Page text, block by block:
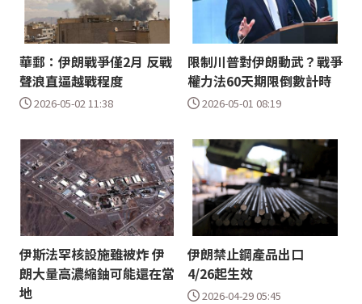
華郵：伊朗戰爭僅2月 反戰
聲浪直逼越戰程度
2026-05-02 11:38
限制川普對伊朗動武？戰爭
權力法60天期限倒數計時
2026-05-01 08:19
伊斯法罕核設施雖被炸 伊
朗大量高濃縮鈾可能還在當
地
伊朗禁止鋼產品出口
4/26起生效
2026-04-29 05:45